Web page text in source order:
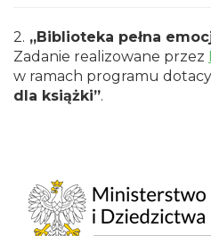
2. „Biblioteka pełna
Zadanie realizowane przez
w ramach programu
dla książki”.